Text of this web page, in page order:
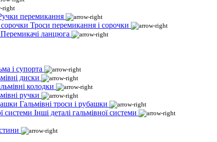
перемикання
Троси перемикання і сорочки
Перемикачі ланцюга
і супорта
диски
колодки
ручки
Гальмівні троси і рубашки
Інші деталі гальмівної системи